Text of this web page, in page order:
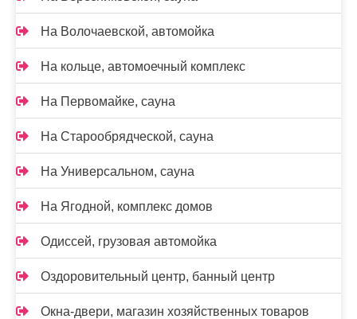
На Волочаевской, автомойка
На кольце, автомоечный комплекс
На Первомайке, сауна
На Старообрядческой, сауна
На Универсальном, сауна
На Ягодной, комплекс домов
Одиссей, грузовая автомойка
Оздоровительный центр, банный центр
Окна-двери, магазин хозяйственных товаров